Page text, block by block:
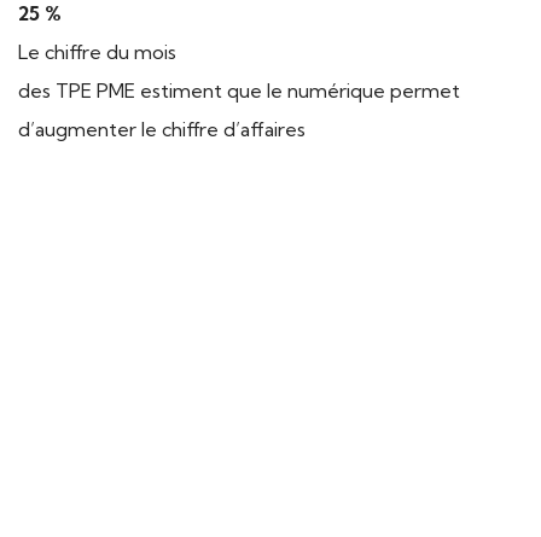
25 %
Le chiffre du mois
des TPE PME estiment que le numérique permet
d’augmenter le chiffre d’affaires